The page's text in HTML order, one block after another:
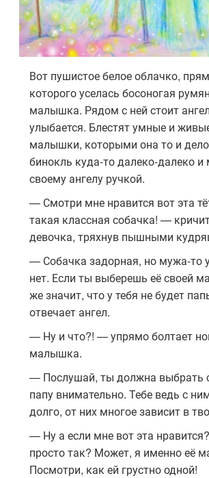
Вот пушистое белое облачко,
которого уселась босоногая
малышка. Рядом с ней стоит
улыбается. Блестят умные и
малышки, которыми она то и
бинокль куда-то далеко-далеко
своему ангелу ручкой.
— Смотри мне нравится вот эта
такая классная собачка! —
девочка, тряхнув пышными
— Собачка задорная, но мужа-то у
нет. Если ты выберешь её своей
же значит, что у тебя не будет
отвечает ангел.
— Ну и что?! — упрямо болтает
малышка.
— Послушай, ты должна выбрать
папу внимательно. Тебе ведь с
долго, от них многое зависит в
— Ну а если мне вот эта
просто так? Может, я именно её
Посмотри, как ей грустно одной!